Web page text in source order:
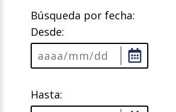
Búsqueda por fecha:
Desde:
Hasta: